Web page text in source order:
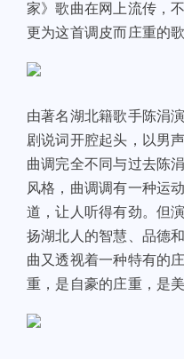
家》歌曲在网上流传，
更为这首调皮而庄重的
由著名湖北籍歌手陈涓
剧说词开腔起头，以男
曲调完全不同与过去陈
风格，曲调调有一种运
道，让人听得有劲。但
扬湖北人的智慧、品德
曲又透视着一种特有的
重，是自豪的庄重，是